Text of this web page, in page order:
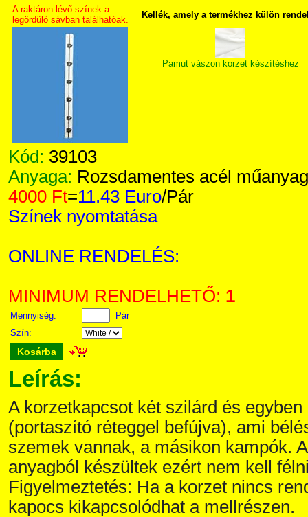
A raktáron lévő színek a
legördülő sávban találhatóak.
Kellék, amely a termékhez külön
Pamut vászon korzet készítéshez
Kód: 39103
Anyaga: Rozsdamentes acél
4000 Ft=11.43 Euro/Pár
Színek nyomtatása
ONLINE RENDELÉS:
MINIMUM RENDELHETŐ: 1
Mennyiség:
Pár
Szín:
Kosárba
Leírás:
A korzetkapcsot két szilárd és
(portaszító réteggel befújva), ami
szemek vannak, a másikon kampók.
anyagból készültek ezért nem kell
Figyelmeztetés: Ha a korzet nincs
kapocs kikapcsolódhat a mellrészen.